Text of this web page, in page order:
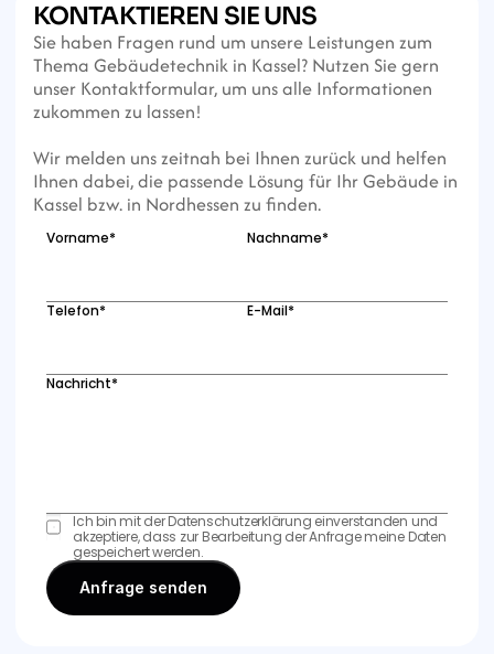
KONTAKTIEREN SIE UNS
Sie haben Fragen rund um unsere Leistungen zum
Thema Gebäudetechnik in Kassel? Nutzen Sie gern
unser Kontaktformular, um uns alle Informationen
zukommen zu lassen!
Wir melden uns zeitnah bei Ihnen zurück und helfen
Ihnen dabei, die passende Lösung für Ihr Gebäude in
Kassel bzw. in Nordhessen zu finden.
Vorname* Nachname*
Telefon* E-Mail*
Nachricht*
Ich bin mit der Datenschutzerklärung einverstanden und
akzeptiere, dass zur Bearbeitung der Anfrage meine Daten
gespeichert werden.
Anfrage senden